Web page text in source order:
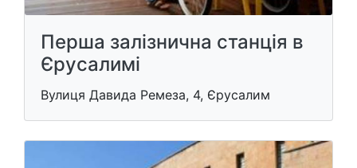
Перша залізнична станція в
Єрусалимі
Вулиця Давида Ремеза, 4, Єрусалим